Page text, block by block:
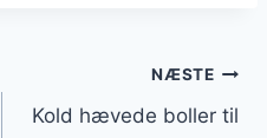
NÆSTE
Kold hævede boller til